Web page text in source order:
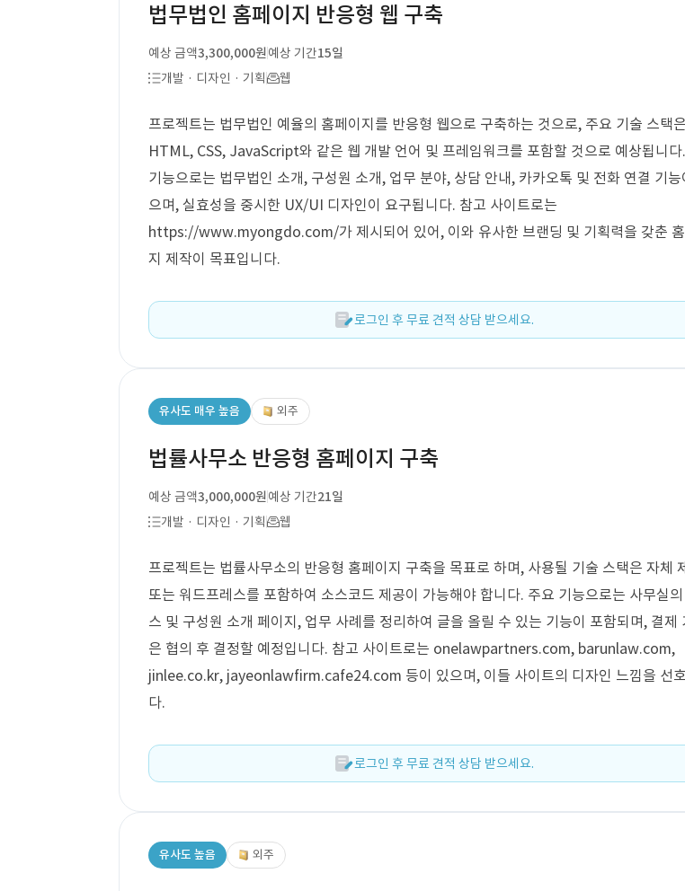
법무법인 홈페이지 반응형 웹 구축
예상 금액3,300,000원예상 기간15일
개발 · 디자인 · 기획
웹
프로젝트는 법무법인 예율의 홈페이지를 반응형 웹으로 구축하는 것으로, 주요 기술 스택은
HTML, CSS, JavaScript와 같은 웹 개발 언어 및 프레임워크를 포함할 것으로 예상됩니다
기능으로는 법무법인 소개, 구성원 소개, 업무 분야, 상담 안내, 카카오톡 및 전화 연결 기능
으며, 실효성을 중시한 UX/UI 디자인이 요구됩니다. 참고 사이트로는
https://www.myongdo.com/가 제시되어 있어, 이와 유사한 브랜딩 및 기획력을 갖춘 홈
지 제작이 목표입니다.
로그인 후 무료 견적 상담 받으세요.
유사도 매우 높음 외주
법률사무소 반응형 홈페이지 구축
예상 금액3,000,000원예상 기간21일
개발 · 디자인 · 기획
웹
프로젝트는 법률사무소의 반응형 홈페이지 구축을 목표로 하며, 사용될 기술 스택은 자체
또는 워드프레스를 포함하여 소스코드 제공이 가능해야 합니다. 주요 기능으로는 사무실의
스 및 구성원 소개 페이지, 업무 사례를 정리하여 글을 올릴 수 있는 기능이 포함되며, 결제
은 협의 후 결정할 예정입니다. 참고 사이트로는 onelawpartners.com, barunlaw.com,
jinlee.co.kr, jayeonlawfirm.cafe24.com 등이 있으며, 이들 사이트의 디자인 느낌을 선호
다.
로그인 후 무료 견적 상담 받으세요.
유사도 높음 외주